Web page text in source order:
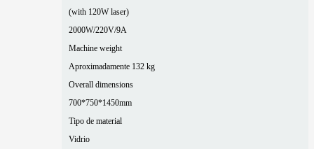
(with 120W laser)
2000W/220V/9A
Machine weight
Aproximadamente 132 kg
Overall dimensions
700*750*1450mm
Tipo de material
Vidrio